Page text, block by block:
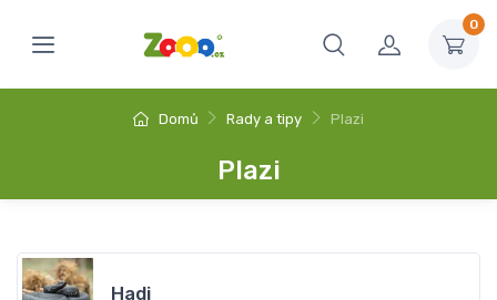
0
Domů Rady a tipy Plazi
Plazi
Hadi